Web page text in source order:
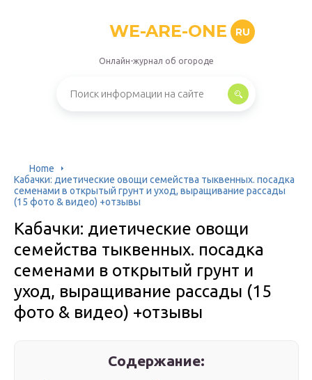
WE-ARE-ONE RU
Онлайн-журнал об огороде
Home
Кабачки: диетические овощи семейства тыквенных. посадка
семенами в открытый грунт и уход, выращивание рассады
(15 фото & видео) +отзывы
Кабачки: диетические овощи
семейства тыквенных. посадка
семенами в открытый грунт и
уход, выращивание рассады (15
фото & видео) +отзывы
Содержание: